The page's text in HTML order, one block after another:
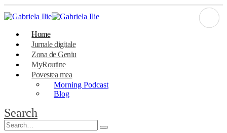
Home
Jurnale digitale
Zona de Geniu
MyRoutine
Povestea mea
Morning Podcast
Blog
Search